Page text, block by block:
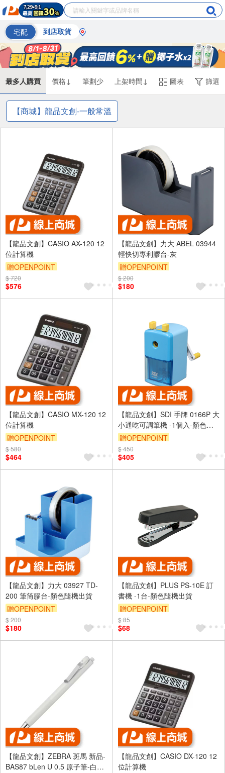
宅配 到店取貨
最多人購買 價格↓ 筆劃少 上架時間↓ 圖表 篩選
【商城】龍品文創-一般常溫
【龍品文創】CASIO AX-120 12
位計算機
贈OPENPOINT
$ 720
$576
【龍品文創】力大 ABEL 03944
輕快切專利膠台-灰
贈OPENPOINT
$ 200
$180
【龍品文創】CASIO MX-120 12
位計算機
贈OPENPOINT
$ 580
$464
【龍品文創】SDI 手牌 0166P 大
小通吃可調筆機 -1個入-顏色隨
機出貨
贈OPENPOINT
$ 450
$405
【龍品文創】力大 03927 TD-
200 筆筒膠台-顏色隨機出貨
贈OPENPOINT
$ 200
$180
【龍品文創】PLUS PS-10E 訂
書機 -1台-顏色隨機出貨
贈OPENPOINT
$ 85
$68
【龍品文創】ZEBRA 斑馬 新品-
BAS87 bLen U 0.5 原子筆-白
【龍品文創】CASIO DX-120 12
位計算機